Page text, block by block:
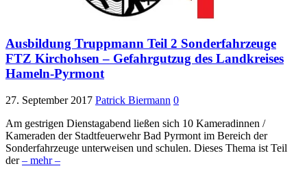
Ausbildung Truppmann Teil 2 Sonderfahrzeuge
FTZ Kirchohsen – Gefahrgutzug des Landkreises
Hameln-Pyrmont
27. September 2017 Patrick Biermann 0
Am gestrigen Dienstagabend ließen sich 10 Kameradinnen /
Kameraden der Stadtfeuerwehr Bad Pyrmont im Bereich der
Sonderfahrzeuge unterweisen und schulen. Dieses Thema ist Teil
der– mehr –